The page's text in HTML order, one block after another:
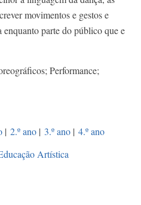
movimentos e gestos e
enquanto parte do público que e
Performance;
| 2.º ano | 3.º ano | 4.º ano
Artística